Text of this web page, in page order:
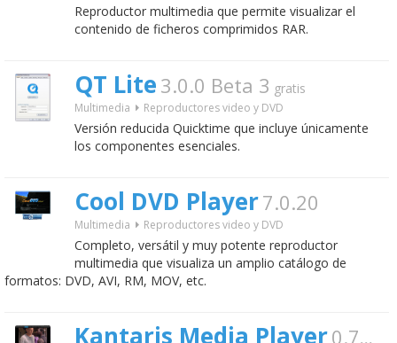
Reproductor multimedia que permite visualizar el
contenido de ficheros comprimidos RAR.
QT Lite 3.0.0 Beta 3 gratis
Multimedia Reproductores video y DVD
Versión reducida Quicktime que incluye únicamente
los componentes esenciales.
Cool DVD Player7.0.20
Multimedia Reproductores video y DVD
Completo, versátil y muy potente reproductor
multimedia que visualiza un amplio catálogo de
formatos: DVD, AVI, RM, MOV, etc.
Kantaris Media Player0.7.7